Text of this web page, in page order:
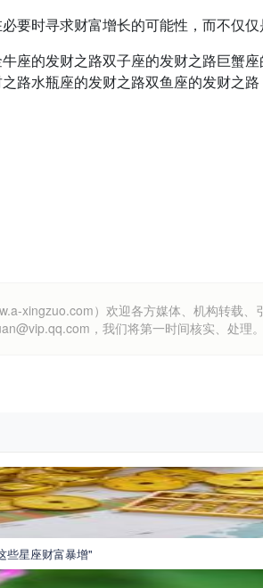
要时寻求财富增长的可能性，而不仅
座的发财之路双子座的发财之路巨蟹
路水瓶座的发财之路双鱼座的发财之路
xingzuo.com）欢迎各方媒体、机构转载
，我们将第一时间核实、处理
些星座财富暴增"